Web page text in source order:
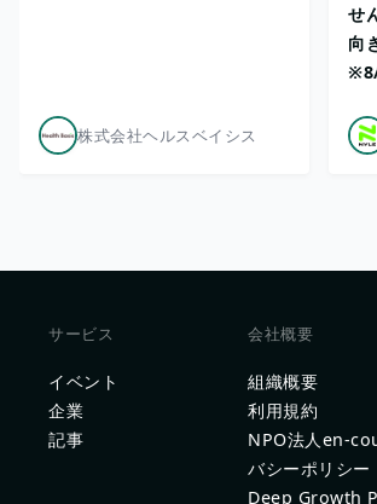
株式会社ヘルスベイシス
せ
向
サービス
イベント
企業
記事
会社概要
組織概要
利用規約
NPO法人en-
バシーポリシー
Deep Growth